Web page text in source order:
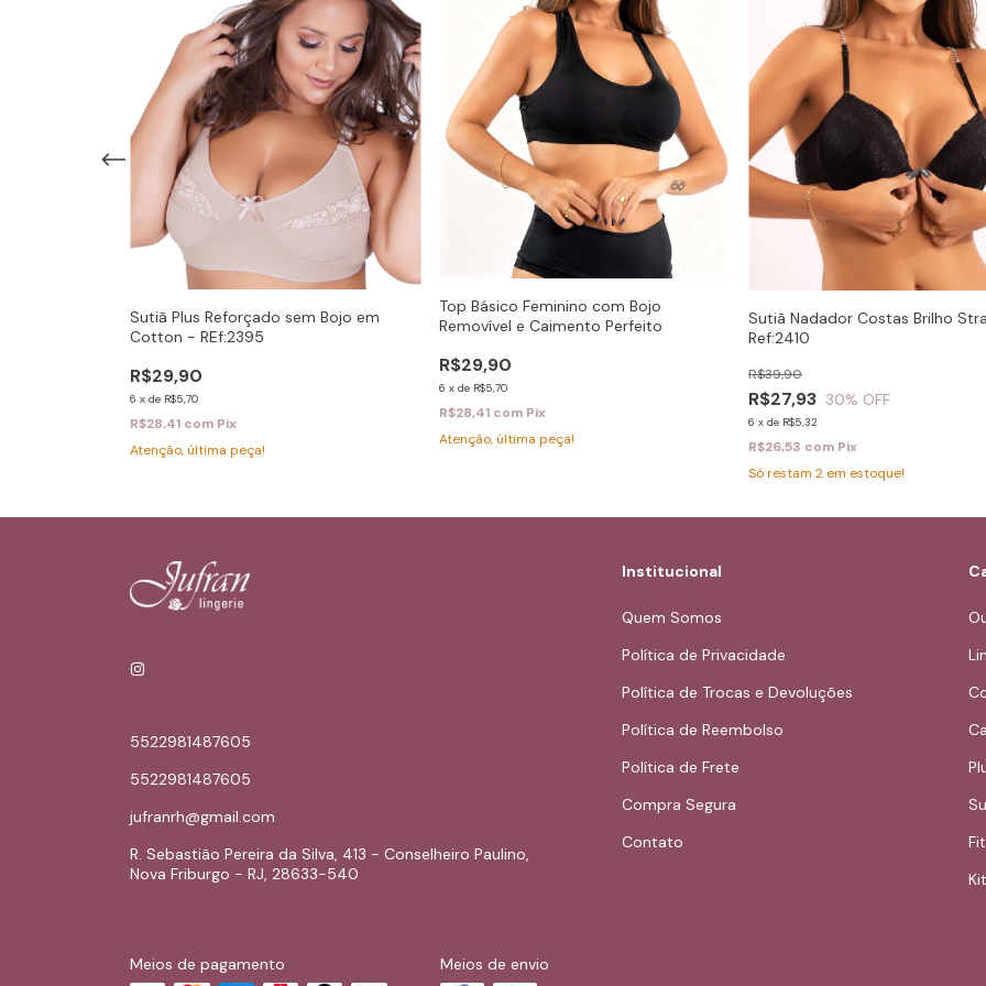
Sutiã Plus Reforçado sem Bojo em
Cotton - REf:2395
R$29,90
6 x de R$5,70
R$28,41 com Pix
Atenção, última peça!
Top Básico Feminino com Bojo
Removível e Caimento Perfeito
R$29,90
6 x de R$5,70
R$28,41 com Pix
Atenção, última peça!
Sutiã Nadador Costas Brilho
Ref:2410
R$27,93
R$39,90
30% OFF
6 x de R$5,32
R$26,53 com Pix
Só restam 2 em estoque!
5522981487605
5522981487605
jufranrh@gmail.com
R. Sebastião Pereira da Silva, 413 - Conselheiro Paulino,
Nova Friburgo - RJ, 28633-540
Institucional
Quem Somos
Política de Privacidade
Política de Trocas e Devoluções
Política de Reembolso
Política de Frete
Compra Segura
Contato
Meios de pagamento Meios de envio